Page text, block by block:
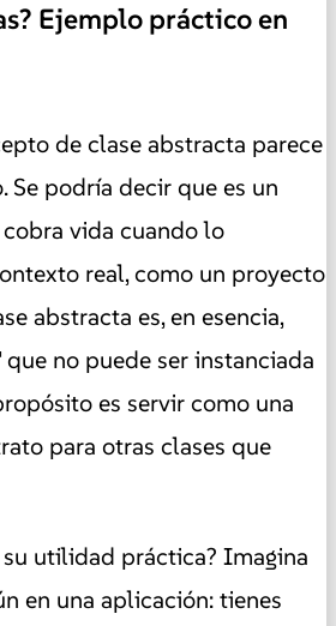
Ejemplo práctico en
de clase abstracta parece
Se podría decir que es un
vida cuando lo
real, como un proyecto
abstracta es, en esencia,
no puede ser instanciada
es servir como una
para otras clases que
su utilidad práctica? Imagina
en una aplicación: tienes